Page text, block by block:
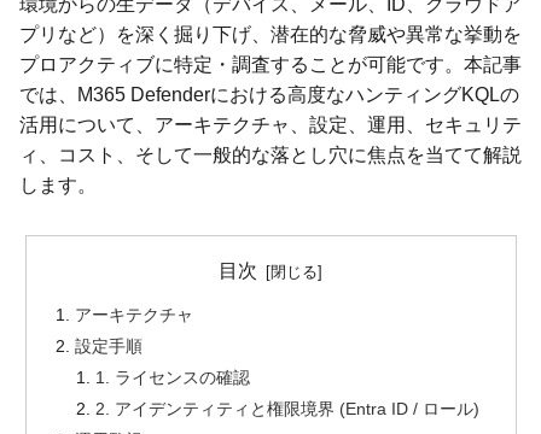
環境からの生データ（デバイス、メール、ID、クラウドア
プリなど）を深く掘り下げ、潜在的な脅威や異常な挙動を
プロアクティブに特定・調査することが可能です。本記事
では、M365 Defenderにおける高度なハンティングKQLの
活用について、アーキテクチャ、設定、運用、セキュリテ
ィ、コスト、そして一般的な落とし穴に焦点を当てて解説
します。
目次
アーキテクチャ
設定手順
1. ライセンスの確認
2. アイデンティティと権限境界 (Entra ID / ロール)